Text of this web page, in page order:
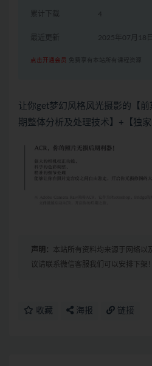
累计下载 4
最近更新 2025年07月18日
点击开通会员 免费享有本站所有课程资源
让你get梦幻风格风光摄影的【
期整体分析及处理技术】+【独家
声明： 本站所有资料均来源于网络以
议请联系微信客服我们可以安排下架！
收藏 海报 链接